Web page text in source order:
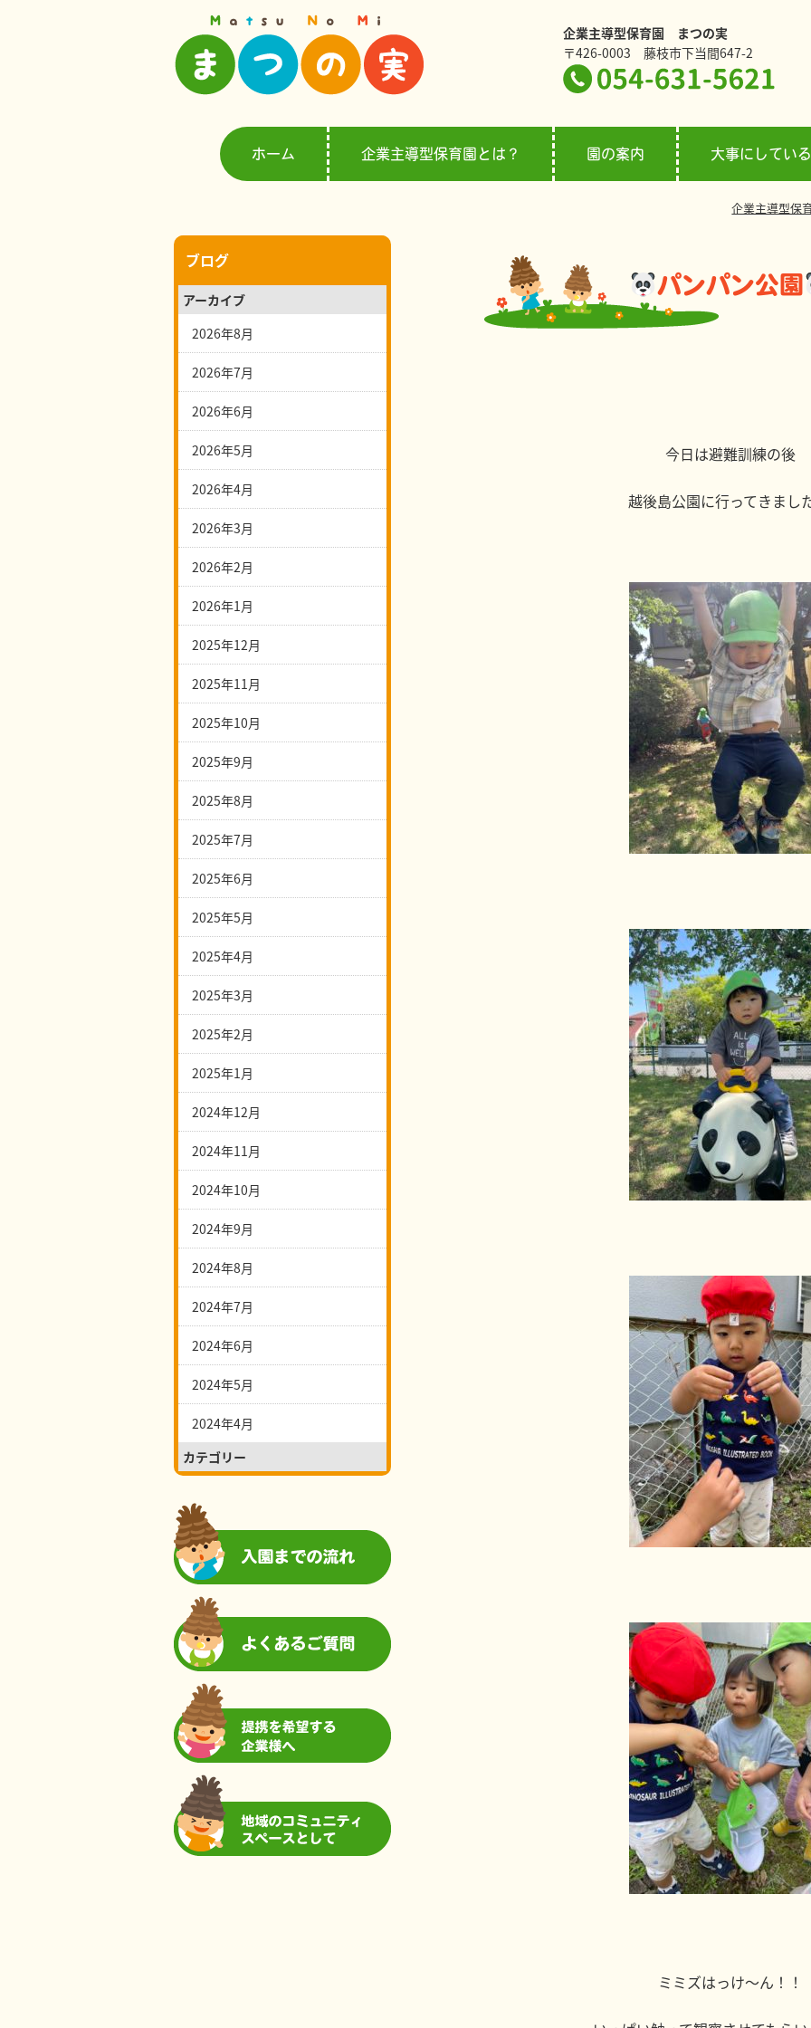
企業主導型保育園 まつの実
〒426-0003 藤枝市下当間647-2
ホーム 企業主導型保育園とは？ 園の案内 大事にしてい
企業主導型保
パンパン公園
今日は避難訓練の後
越後島公園に行ってきまし
ミミズはっけ～ん！！
ブログ
アーカイブ
2026年8月
2026年7月
2026年6月
2026年5月
2026年4月
2026年3月
2026年2月
2026年1月
2025年12月
2025年11月
2025年10月
2025年9月
2025年8月
2025年7月
2025年6月
2025年5月
2025年4月
2025年3月
2025年2月
2025年1月
2024年12月
2024年11月
2024年10月
2024年9月
2024年8月
2024年7月
2024年6月
2024年5月
2024年4月
カテゴリー